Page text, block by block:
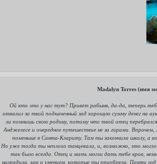
Madalyn Torres (имя
Ой кто это у нас тут? Привет рабыня, да-да, теперь
отвалил за твой подкаченный зад хорошую сумму денег на
ли помнишь свою родину, потому что твой отец
Анджелесе и очередное путешествие не за горами.
поменьше в Санта-Клариту. Там ты закончила школу, а
Но уже тогда ты неплохо танцевала, и, возможно, это
так было всегда. Отец и мать могли дать тебе кров,
наградила, как и умением, которые ты приобрела. Почти